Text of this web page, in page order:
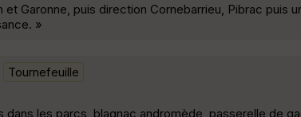
Garonne, puis direction Cornebarrieu, Pibrac puis
»
Tournefeuille
les parcs, blagnac andromède, passerelle de